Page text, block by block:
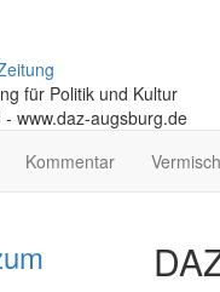
für Politik und Kultur
www.daz-augsburg.de
Kommentar